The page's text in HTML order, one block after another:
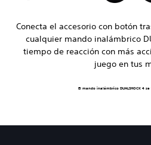
Conecta el accesorio con botón
cualquier mando inalámbrico
tiempo de reacción con más
juego en tus
El mando inalámbrico DUALSHOCK 4